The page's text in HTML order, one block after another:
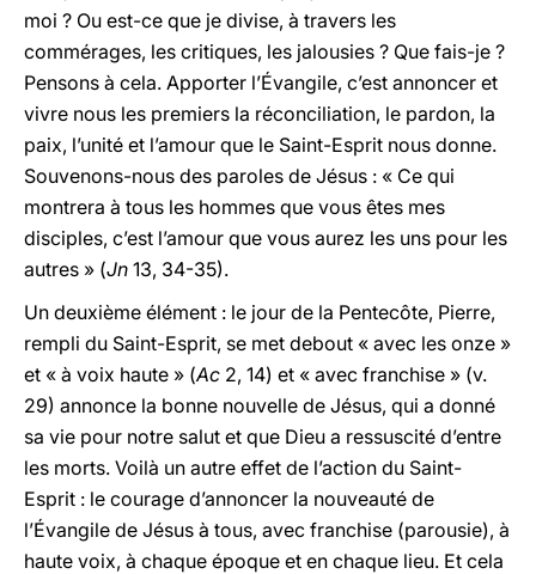
moi ? Ou est-ce que je divise, à travers les
commérages, les critiques, les jalousies ? Que fais-je ?
Pensons à cela. Apporter l’Évangile, c’est annoncer et
vivre nous les premiers la réconciliation, le pardon, la
paix, l’unité et l’amour que le Saint-Esprit nous donne.
Souvenons-nous des paroles de Jésus : « Ce qui
montrera à tous les hommes que vous êtes mes
disciples, c’est l’amour que vous aurez les uns pour les
autres » (Jn 13, 34-35).
Un deuxième élément : le jour de la Pentecôte, Pierre,
rempli du Saint-Esprit, se met debout « avec les onze »
et « à voix haute » (Ac 2, 14) et « avec franchise » (v.
29) annonce la bonne nouvelle de Jésus, qui a donné
sa vie pour notre salut et que Dieu a ressuscité d’entre
les morts. Voilà un autre effet de l’action du Saint-
Esprit : le courage d’annoncer la nouveauté de
l’Évangile de Jésus à tous, avec franchise (parousie), à
haute voix, à chaque époque et en chaque lieu. Et cela